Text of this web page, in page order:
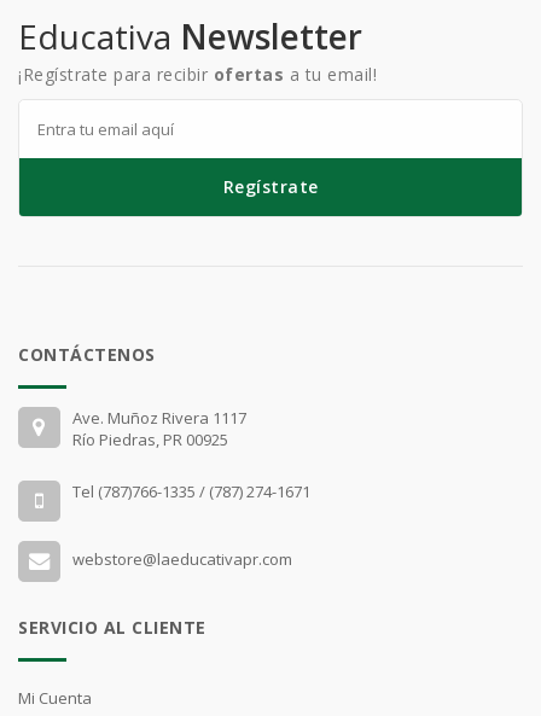
Educativa Newsletter
¡Regístrate para recibir ofertas a tu email!
Regístrate
CONTÁCTENOS
Ave. Muñoz Rivera 1117
Río Piedras, PR 00925
Tel (787)766-1335 / (787) 274-1671
webstore@laeducativapr.com
SERVICIO AL CLIENTE
Mi Cuenta